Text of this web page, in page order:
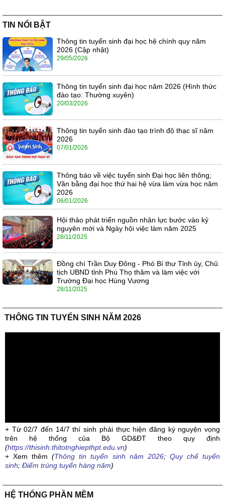
TIN NỔI BẬT
Thông tin tuyển sinh đại học hệ chính quy năm
2026 (Cập nhật)
29/05/2026
Thông tin tuyển sinh đại học năm 2026 (Hình thức
đào tạo: Thường xuyên)
20/03/2026
Thông tin tuyển sinh đào tạo trình độ thạc sĩ năm
2026
07/01/2026
Thông báo về việc tuyển sinh Đại học liên thông;
Văn bằng đại học thứ hai hệ vừa làm vừa học năm
2026
06/01/2026
Hội thảo phát triển nguồn nhân lực bước vào kỷ
nguyên mới và Ngày hội việc làm năm 2025
28/11/2025
Đồng chí Trần Duy Đông - Phó Bí thư Tỉnh ủy, Chủ
tịch UBND tỉnh Phú Thọ thăm và làm việc với
Trường Đại học Hùng Vương
28/11/2025
THÔNG TIN TUYỂN SINH NĂM 2026
+ Từ 02/7 đến 14/7 thí sinh phải thực hiện đăng ký nguyện vọng
trên hệ thống của Bộ GD&ĐT theo quy định
(https://thisinh.thitotnghiepthpt.edu.vn)
+ Xem thêm(Thông tin tuyển sinh năm 2026; Quy chế tuyển
sinh; Điểm trúng tuyển hàng năm)
HỆ THỐNG PHẦN MỀM